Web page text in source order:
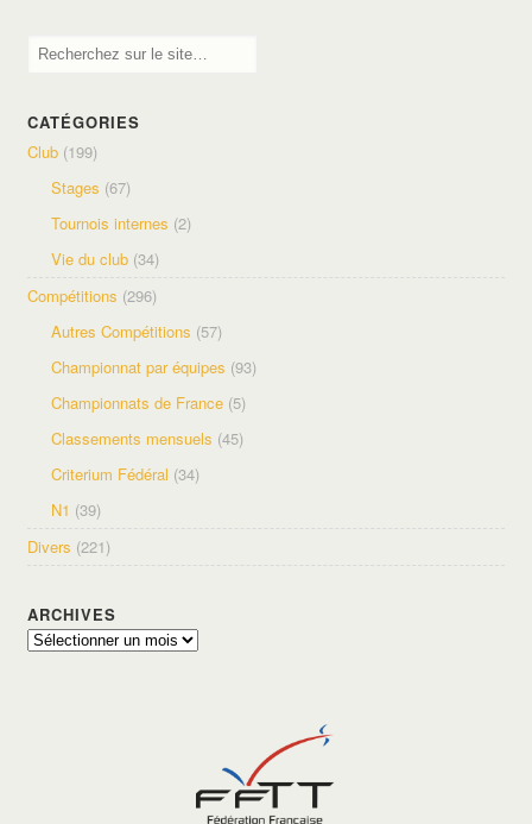
CATÉGORIES
Club (199)
Stages (67)
Tournois internes (2)
Vie du club (34)
Compétitions (296)
Autres Compétitions (57)
Championnat par équipes (93)
Championnats de France (5)
Classements mensuels (45)
Criterium Fédéral (34)
N1 (39)
Divers (221)
ARCHIVES
Archives